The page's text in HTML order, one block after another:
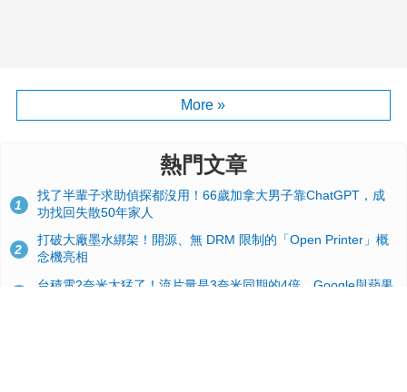
More »
熱門文章
1
找了半輩子求助偵探都沒用！66歲加拿大男子靠ChatGPT，成
功找回失散50年家人
2
打破大廠墨水綁架！開源、無 DRM 限制的「Open Printer」概
念機亮相
台積電2奈米太猛了！流片量是3奈米同期的4倍，Google與蘋果